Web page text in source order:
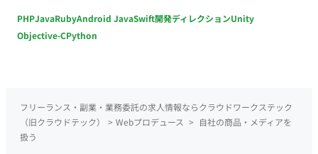
PHPJavaRubyAndroid JavaSwift開発ディレクションUnity
Objective-CPython
フリーランス・副業・業務委託の求人情報ならクラウドワークステック
（旧クラウドテック）
> Webプロデュース > 自社の商品・メディアを
扱う